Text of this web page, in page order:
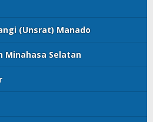
(Unsrat) Manado
Minahasa Selatan